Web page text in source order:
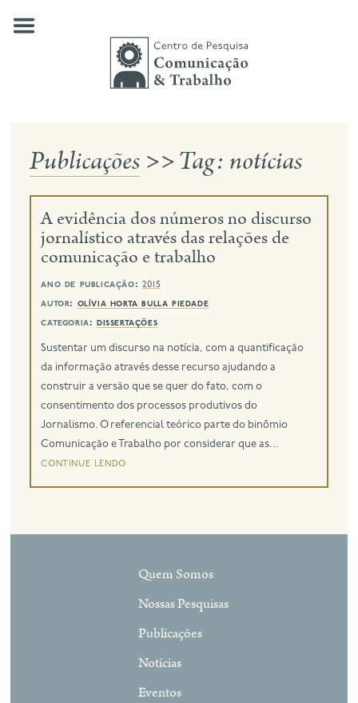
quem somos
publicações
notícias
eventos
contato
busca
eng
Publicações >>Tag: notícias
A evidência dos números no discurso
jornalístico através das relações de
comunicação e trabalho
ano de publicação: 2015
autor: olívia horta bulla piedade
categoria: dissertações
Sustentar um discurso na notícia, com a quantificação
da informação através desse recurso ajudando a
construir a versão que se quer do fato, com o
consentimento dos processos produtivos do
Jornalismo. O referencial teórico parte do binômio
Comunicação e Trabalho por considerar que as...
continue lendo
Quem Somos
Nossas Pesquisas
Publicações
Notícias
Eventos